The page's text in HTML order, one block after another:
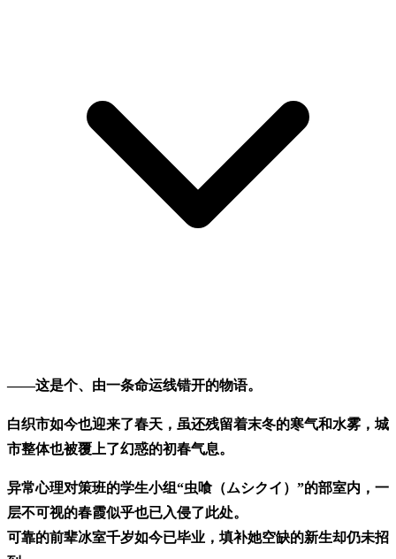
——这是个、由一条命运线错开的物语。
白织市如今也迎来了春天，虽还残留着末冬的寒气和水雾，城
市整体也被覆上了幻惑的初春气息。
异常心理对策班的学生小组“虫喰（ムシクイ）”的部室内，一
层不可视的春霞似乎也已入侵了此处。
可靠的前辈冰室千岁如今已毕业，填补她空缺的新生却仍未招